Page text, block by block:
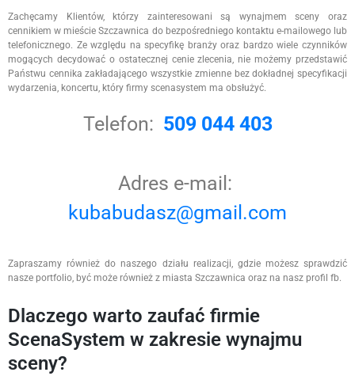
Zachęcamy Klientów, którzy zainteresowani są wynajmem sceny oraz
cennikiem w mieście Szczawnica do bezpośredniego kontaktu e-mailowego lub
telefonicznego. Ze względu na specyfikę branży oraz bardzo wiele czynników
mogących decydować o ostatecznej cenie zlecenia, nie możemy przedstawić
Państwu cennika zakładającego wszystkie zmienne bez dokładnej specyfikacji
wydarzenia, koncertu, który firmy scenasystem ma obsłużyć.
Telefon: 509 044 403
Adres e-mail:
kubabudasz@gmail.com
Zapraszamy również do naszego działu realizacji, gdzie możesz sprawdzić
nasze portfolio, być może również z miasta Szczawnica oraz na nasz profil fb.
Dlaczego warto zaufać firmie
ScenaSystem w zakresie wynajmu
sceny?